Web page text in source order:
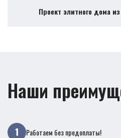
Проект элитного дома
Наши
Работаем без предоплаты!